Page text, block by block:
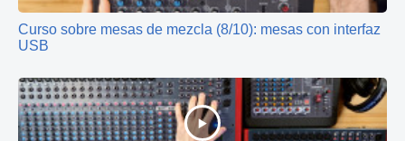
Curso sobre mesas de mezcla (8/10): mesas con interfaz
USB